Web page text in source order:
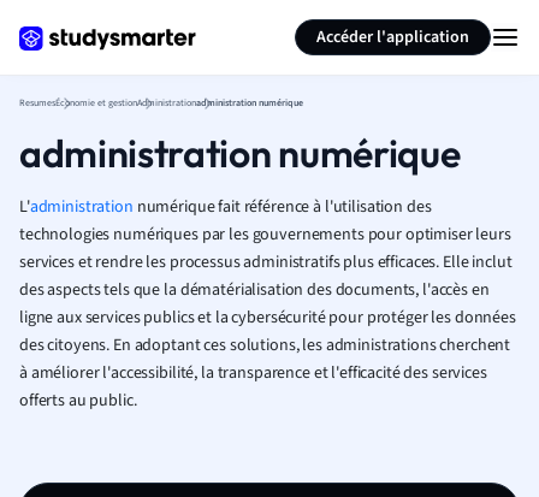
Accéder l'application
ResumesÉconomie et gestionAdministrationadministration numérique
administration numérique
L'administration numérique fait référence à l'utilisation des
technologies numériques par les gouvernements pour optimiser leurs
services et rendre les processus administratifs plus efficaces. Elle inclut
des aspects tels que la dématérialisation des documents, l'accès en
ligne aux services publics et la cybersécurité pour protéger les données
des citoyens. En adoptant ces solutions, les administrations cherchent
à améliorer l'accessibilité, la transparence et l'efficacité des services
offerts au public.
Résumer la page